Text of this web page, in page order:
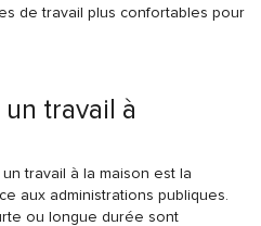
de travail plus confortables pour
travail à
travail à la maison est la
aux administrations publiques.
ou longue durée sont